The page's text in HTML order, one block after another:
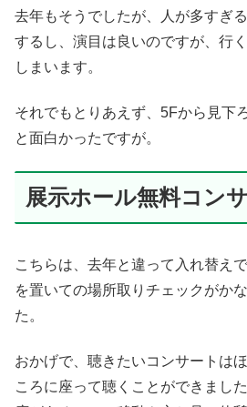
去年もそうでしたが、人が多すぎ
するし、演目は良いのですが、行
しまいます。
それでもとりあえず、5Fから見下
と面白かったですが。
展示ホール無料コン
こちらは、去年と違って入れ替え
を置いての場所取りチェックがか
た。
おかげで、聴きたいコンサートは
ころに座って聴くことができまし